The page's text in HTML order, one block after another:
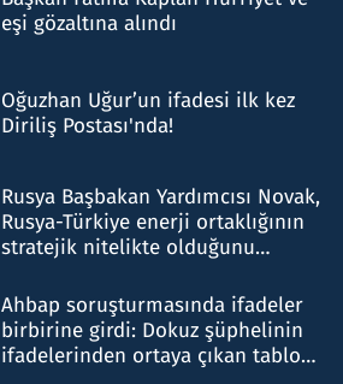
eşi gözaltına alındı
Oğuzhan Uğur’un ifadesi ilk kez
Diriliş Postası'nda!
Rusya Başbakan Yardımcısı Novak,
Rusya-Türkiye enerji ortaklığının
stratejik nitelikte olduğunu
Ahbap soruşturmasında ifadeler
birbirine girdi: Dokuz şüphelinin
ifadelerinden ortaya çıkan tablo